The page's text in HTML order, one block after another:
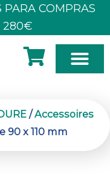
PARA COMPRAS
280€
/Accessoires
90 x 110 mm